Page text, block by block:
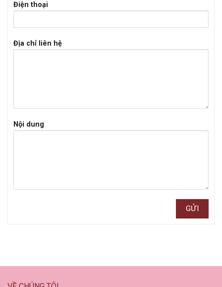
Điện thoại
Địa chỉ liên hệ
Nội dung